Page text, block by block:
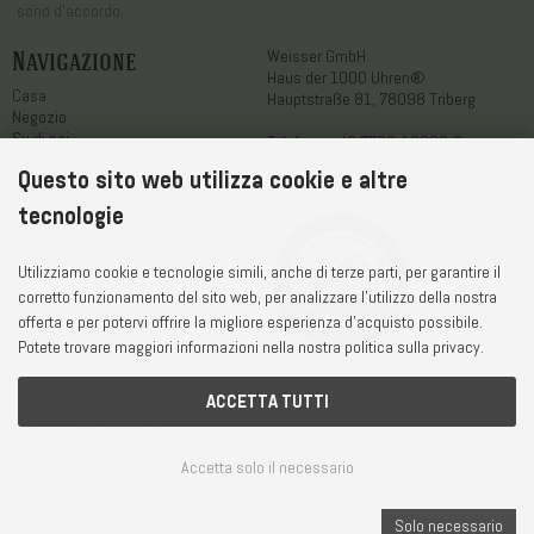
sono d'accordo.
Navigazione
Casa
Negozio
Su di noi
Contatto
Dichiarazione di accessibilità
Weisser GmbH
Haus der 1000 Uhren®
Hauptstraße 81, 78098 Triberg
Telefono+49 7722 / 9630-0
E-Mailservice@1000uhren.com
Tempi di consegna e spese di spedizione
CGdC e diritto di revoca
Questo sito web utilizza cookie e altre
tecnologie
Utilizziamo cookie e tecnologie simili, anche di terze parti, per garantire il
corretto funzionamento del sito web, per analizzare l'utilizzo della nostra
offerta e per potervi offrire la migliore esperienza d'acquisto possibile.
Potete trovare maggiori informazioni nella nostra politica sulla privacy.
ACCETTA TUTTI
Accetta solo il necessario
Solo necessario